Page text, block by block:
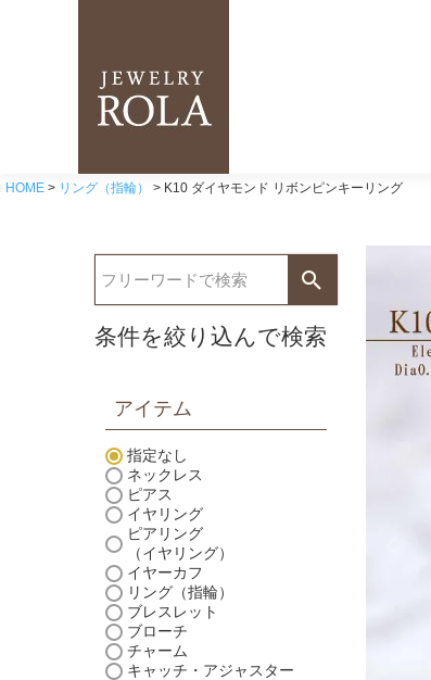
HOME リング（指輪） K10 ダイヤモンド リボンピンキーリング
条件を絞り込んで検索
アイテム
指定なし
ネックレス
ピアス
イヤリング
ピアリング
（イヤリング）
イヤーカフ
リング（指輪）
ブレスレット
ブローチ
チャーム
キャッチ・アジャスター